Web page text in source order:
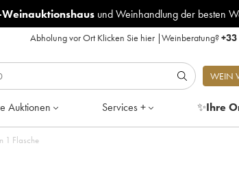
und Weinhandlung der besten
Abholung vor Ort Klicken Sie hier|Weinberatung?
WEIN
Auktionen Services + ✨Ihre
1 Flasche